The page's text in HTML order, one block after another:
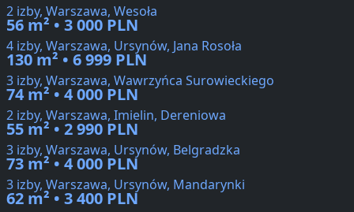
2 izby, Warszawa, Wesoła
56 m² • 3 000 PLN
4 izby, Warszawa, Ursynów, Jana Rosoła
130 m² • 6 999 PLN
3 izby, Warszawa, Wawrzyńca Surowieckiego
74 m² • 4 000 PLN
2 izby, Warszawa, Imielin, Dereniowa
55 m² • 2 990 PLN
3 izby, Warszawa, Ursynów, Belgradzka
73 m² • 4 000 PLN
3 izby, Warszawa, Ursynów, Mandarynki
62 m² • 3 400 PLN